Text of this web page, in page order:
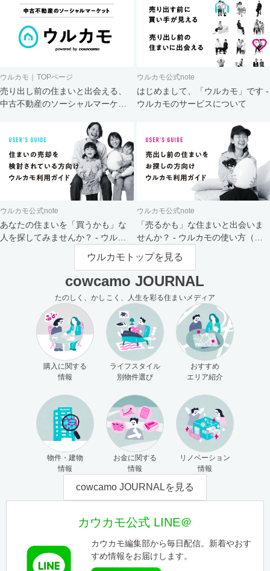
ウルカモ｜TOPページ
売り出し前の住まいと出会える、
中古不動産のソーシャルマーケッ
ウルカモ公式note
はじめまして、「ウルカモ」です -
ウルカモのサービスについて
ウルカモ公式note
あなたの住まいを「買うかも」な
人を探してみませんか？ - ウルカ
ウルカモ公式note
「売るかも」な住まいと出会いま
せんか？ - ウルカモの使い方（買
主さま向け）
ウルカモトップを見る
cowcamo JOURNAL
たのしく、かしこく、人生を彩る住まいメディア
購入に関する
情報
ライフスタイル
別物件選び
おすすめ
エリア紹介
物件・建物
情報
お金に関する
情報
リノベーション
情報
cowcamo JOURNALを見る
カウカモ公式 LINE＠
カウカモ編集部から毎日配信。新着やおす
すめ情報をお届けします。